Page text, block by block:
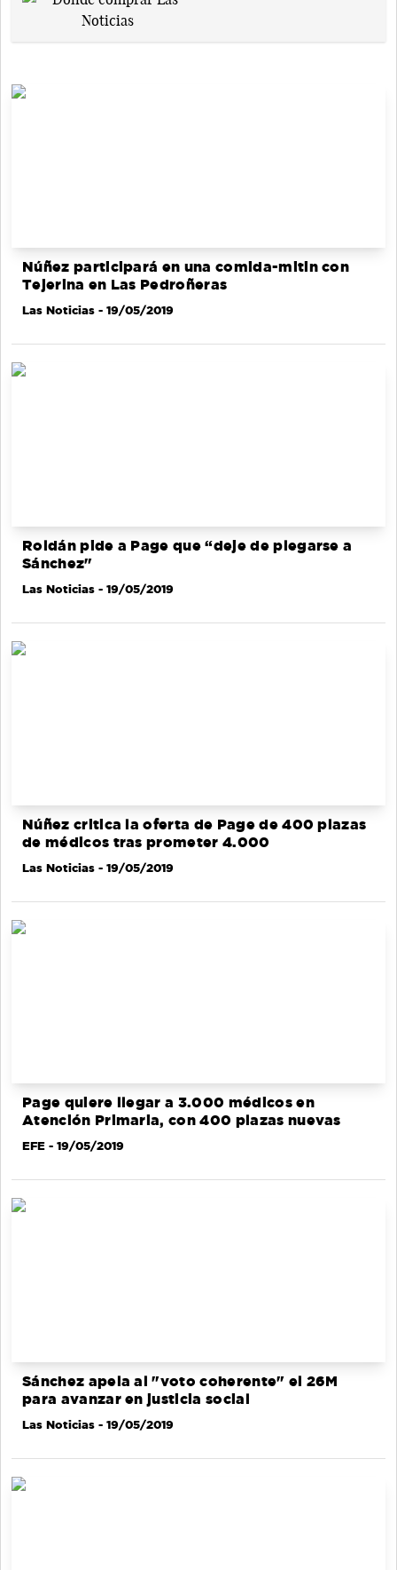
Núñez participará en una comida-mitin con
Tejerina en Las Pedroñeras
Las Noticias - 19/05/2019
Roldán pide a Page que “deje de plegarse a
Sánchez"
Las Noticias - 19/05/2019
Núñez critica la oferta de Page de 400 plazas
de médicos tras prometer 4.000
Las Noticias - 19/05/2019
Page quiere llegar a 3.000 médicos en
Atención Primaria, con 400 plazas nuevas
EFE - 19/05/2019
Sánchez apela al "voto coherente" el 26M
para avanzar en justicia social
Las Noticias - 19/05/2019